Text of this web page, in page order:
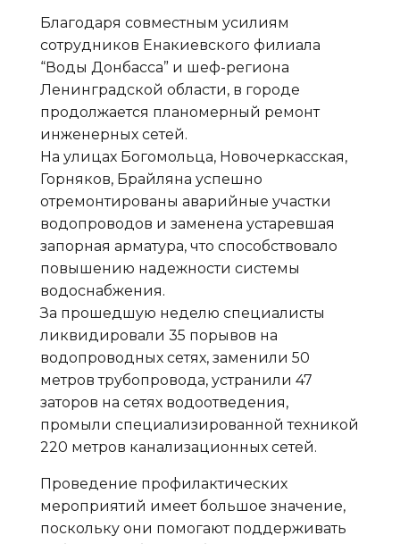
Благодаря совместным усилиям
сотрудников Енакиевского филиала
“Воды Донбасса” и шеф-региона
Ленинградской области, в городе
продолжается планомерный ремонт
инженерных сетей.
На улицах Богомольца, Новочеркасская,
Горняков, Брайляна успешно
отремонтированы аварийные участки
водопроводов и заменена устаревшая
запорная арматура, что способствовало
повышению надежности системы
водоснабжения.
За прошедшую неделю специалисты
ликвидировали 35 порывов на
водопроводных сетях, заменили 50
метров трубопровода, устранили 47
заторов на сетях водоотведения,
промыли специализированной техникой
220 метров канализационных сетей.
Проведение профилактических
мероприятий имеет большое значение,
поскольку они помогают поддерживать